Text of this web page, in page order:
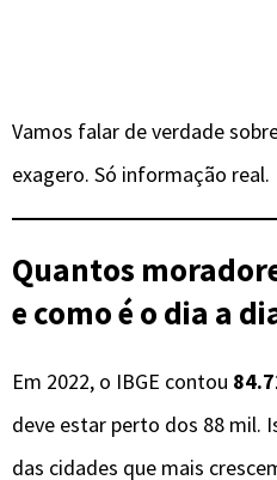
Vamos falar de verdade
exagero. Só informação real.
Quantos
e como é o dia a
Em 2022, o IBGE contou
deve estar perto dos 88 mil.
das cidades que mais